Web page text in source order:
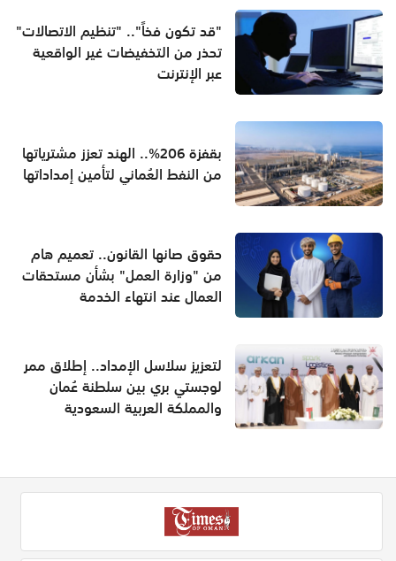
"قد تكون فخاً".. "تنظيم الاتصالات"
تحذر من التخفيضات غير الواقعية
عبر الإنترنت
بقفزة 206%.. الهند تعزز مشترياتها
من النفط العُماني لتأمين إمداداتها
حقوق صانها القانون.. تعميم هام
من "وزارة العمل" بشأن مستحقات
العمال عند انتهاء الخدمة
لتعزيز سلاسل الإمداد.. إطلاق ممر
لوجستي بري بين سلطنة عُمان
والمملكة العربية السعودية